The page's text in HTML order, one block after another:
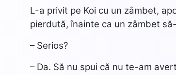
L-a privit pe Koi cu un zâmbet,
pierdută, înainte ca un zâmbet
– Serios?
– Da. Să nu spui că nu te-am